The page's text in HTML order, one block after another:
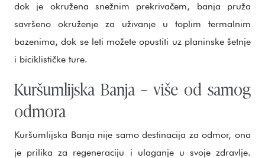
dok je okružena snežnim prekrivačem, banja pruža
savršeno okruženje za uživanje u toplim termalnim
bazenima, dok se leti možete opustiti uz planinske šetnje
i biciklističke ture.
Kuršumlijska Banja – više od samog
odmora
Kuršumlijska Banja nije samo destinacija za odmor, ona
je prilika za regeneraciju i ulaganje u svoje zdravlje.